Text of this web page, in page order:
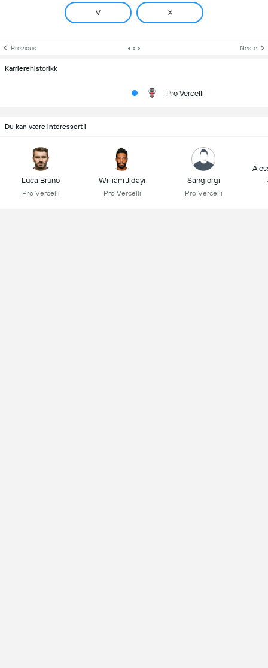
V X
Previous Neste
Karrierehistorikk
Pro Vercelli
Du kan være interessert i
Luca Bruno
Pro Vercelli
William Jidayi
Pro Vercelli
Sangiorgi
Pro Vercelli